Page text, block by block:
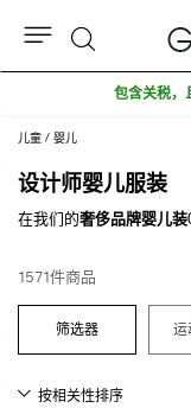
儿童 婴儿
设计师婴儿服装
在我们的奢侈品牌婴儿装
感受我们新款设计的魅
物，在我们的名牌婴儿装
1571件商品
运